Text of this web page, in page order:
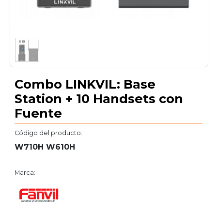
Combo LINKVIL: Base
Station + 10 Handsets con
Fuente
Código del producto:
W710H W610H
Marca: